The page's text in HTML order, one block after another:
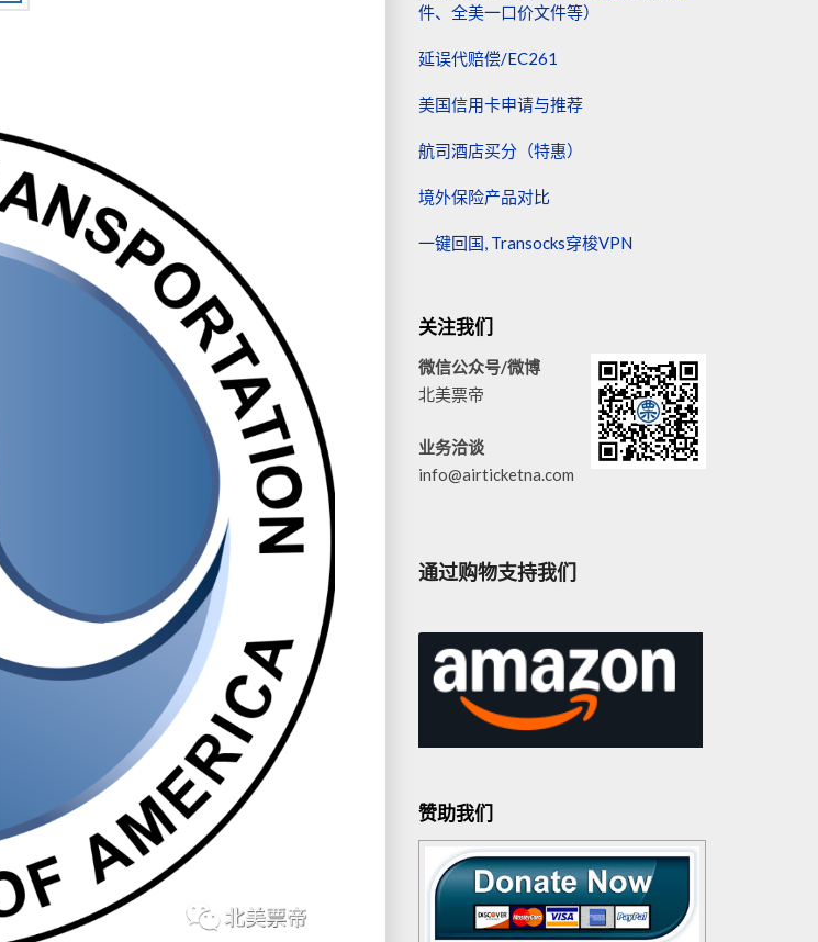
件、全美一口价文件等）
延误代赔偿/EC261
美国信用卡申请与推荐
航司酒店买分（特惠）
境外保险产品对比
一键回国, Transocks穿梭VPN
关注我们
微信公众号/微博
北美票帝
业务洽谈
info@airticketna.com
通过购物支持我们
赞助我们